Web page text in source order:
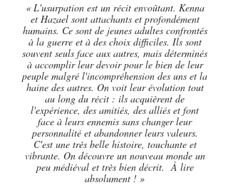
« L'usurpation est un récit envoûtant. Kenna
et Hazael sont attachants et profondément
humains. Ce sont de jeunes adultes confrontés
à la guerre et à des choix difficiles. Ils sont
souvent seuls face aux autres, mais déterminés
à accomplir leur devoir pour le bien de leur
peuple malgré l'incompréhension des uns et la
haine des autres. On voit leur évolution tout
au long du récit : ils acquièrent de
l'expérience, des amitiés, des alliés et font
face à leurs ennemis sans changer leur
personnalité et abandonner leurs valeurs.
C'est une très belle histoire, touchante et
vibrante. On découvre un nouveau monde un
peu médiéval et très bien décrit. À lire
absolument ! »